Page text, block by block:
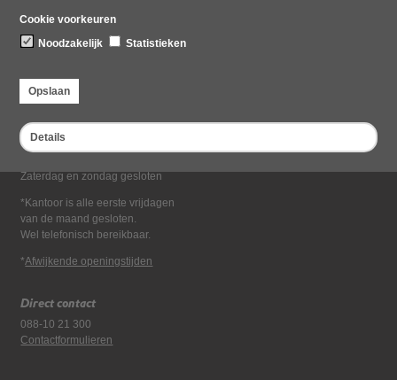
Cookie voorkeuren
Noodzakelijk
Statistieken
Opslaan
Details
Bezoekadres
Dampten 2, 1624 NR Hoorn
Postbus 2095, 1620 EB Hoorn
Openingstijden kantoor
Maandag tot en met vrijdag*
van 08:00 tot 16:30
Zaterdag en zondag gesloten
*Kantoor is alle eerste vrijdagen
van de maand gesloten.
Wel telefonisch bereikbaar.
*Afwijkende openingstijden
Direct contact
088-10 21 300
Contactformulieren